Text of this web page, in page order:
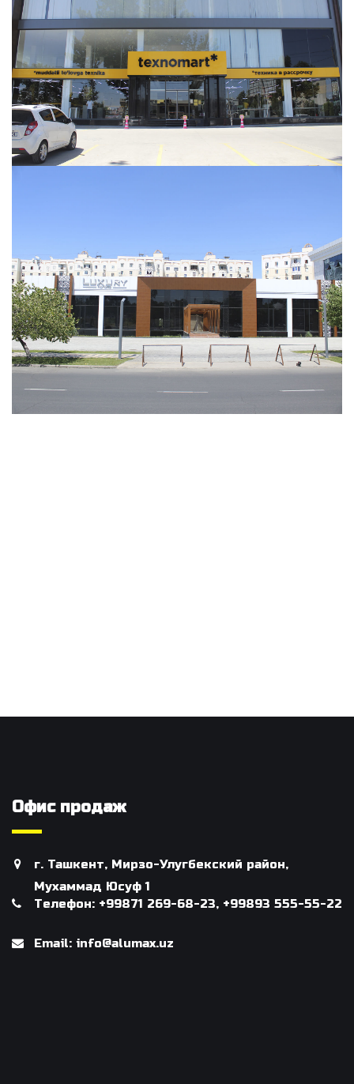
Офис продаж
г. Ташкент, Мирзо-Улугбекский район,
Мухаммад Юсуф 1
Телефон: +99871 269-68-23, +99893 555-55-22
Email: info@alumax.uz